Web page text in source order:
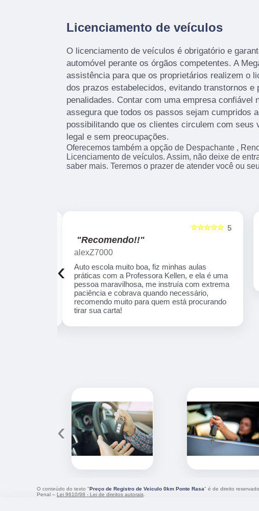
Licenciamento de veículos
O licenciamento de veículos é obrigatório e
automóvel perante os órgãos competentes. A
assistência para que os proprietários realizem o
dos prazos estabelecidos, evitando transtornos e
penalidades. Contar com uma empresa confiável
assegura que todos os passos sejam cumpridos
possibilitando que os clientes circulem com seus
legal e sem preocupações.
Oferecemos também a opção de Despachante ,
Licenciamento de veículos. Assim, não deixe de
saber mais. Teremos o prazer de atender você ou
5
☆☆☆☆☆
"Recomendo!!"
alexZ7000
Auto escola muito boa, fiz minhas aulas
práticas com a Professora Kellen, e ela é uma
pessoa maravilhosa, me instruía com extrema
paciência e cobrava quando necessário,
recomendo muito para quem está procurando
tirar sua carta!
‹
‹
O conteúdo do texto "Preço de Registro de Veiculo 0km Ponte Rasa" é de direito
Penal – Lei 9610/98 - Lei de direitos autorais